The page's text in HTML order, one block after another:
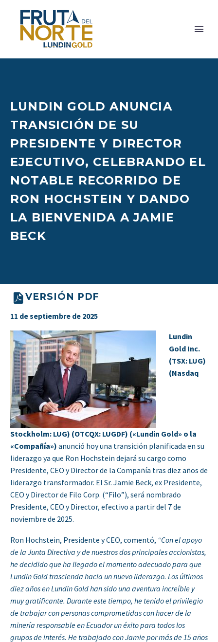
LUNDIN GOLD ANUNCIA
TRANSICIÓN DE SU
PRESIDENTE Y DIRECTOR
EJECUTIVO, CELEBRANDO EL
NOTABLE RECORRIDO DE
RON HOCHSTEIN Y DANDO
LA BIENVENIDA A JAMIE
BECK
VERSIÓN PDF
11 de septiembre de 2025
Lundin
Gold Inc.
(TSX: LUG)
(Nasdaq
Stockholm: LUG) (OTCQX: LUGDF) («Lundin Gold» o la
«Compañía») anunció hoy una transición planificada en su
liderazgo ya que Ron Hochstein dejará su cargo como
Presidente, CEO y Director de la Compañía tras diez años de
liderazgo transformador. El Sr. Jamie Beck, ex Presidente,
CEO y Director de Filo Corp. (“Filo”), será nombrado
Presidente, CEO y Director, efectivo a partir del 7 de
noviembre de 2025.
Ron Hochstein, Presidente y CEO, comentó, “Con el apoyo
de la Junta Directiva y de nuestros dos principales accionistas,
he decidido que ha llegado el momento adecuado para que
Lundin Gold trascienda hacia un nuevo liderazgo. Los últimos
diez años en Lundin Gold han sido una aventura increíble y
muy gratificante. Durante este tiempo, he tenido el privilegio
de trabajar con personas comprometidas con hacer de la
minería responsable en Ecuador un éxito para todos los
grupos de interés. He trabajado con Jamie por más de 15 años